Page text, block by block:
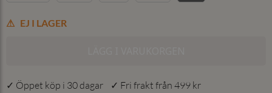
EJ I LAGER
✓ Öppet köp i 30 dagar ✓ Fri frakt från 499 kr